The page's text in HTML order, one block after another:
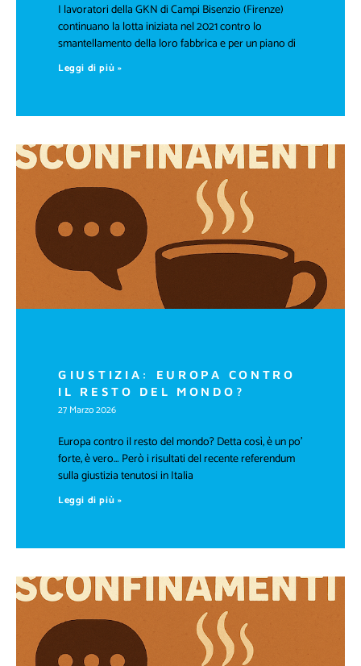
I lavoratori della GKN di Campi Bisenzio (Firenze)
continuano la lotta iniziata nel 2021 contro lo
smantellamento della loro fabbrica e per un piano di
Leggi di più »
GIUSTIZIA: EUROPA CONTRO
IL RESTO DEL MONDO?
27 Marzo 2026
Europa contro il resto del mondo? Detta così, è un po’
forte, è vero… Però i risultati del recente referendum
sulla giustizia tenutosi in Italia
Leggi di più »